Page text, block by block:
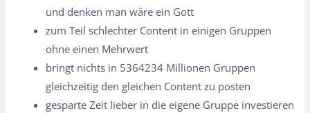
und denken man wäre ein Gott
zum Teil schlechter Content in einigen Gruppen
ohne einen Mehrwert
bringt nichts in 5364234 Millionen Gruppen
gleichzeitig den gleichen Content zu posten
gesparte Zeit lieber in die eigene Gruppe investieren